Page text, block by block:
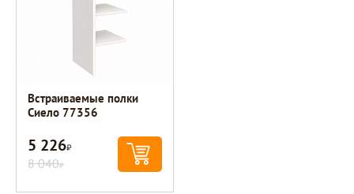
Встраиваемые полки
Сиело 77356
5 226Р
8 040Р